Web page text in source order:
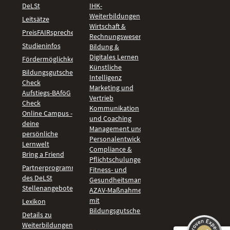
DeLSt
Leitsätze
PreisFAIRsprechen
Studieninfos
Fördermöglichkeiten
Bildungsgutschein
Check
Aufstiegs-BAföG
Check
Online Campus -
deine
persönliche
Lernwelt
Bring a Friend
Partnerprogramm
des DeLSt
Stellenangebote
Lexikon
Details zu
Weiterbildungen
IHK-
Weiterbildungen
Wirtschaft &
Rechnungswesen
Bildung &
Digitales Lernen
Künstliche
Intelligenz
Marketing und
Vertrieb
Kommunikation
und Coaching
Management und
Personalentwicklung
Compliance &
Pflichtschulungen
Fitness- und
Gesundheitsmanagement
AZAV-Maßnahmen
mit
Bildungsgutschein